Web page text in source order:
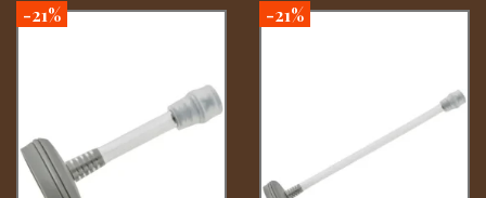
-21% -21%